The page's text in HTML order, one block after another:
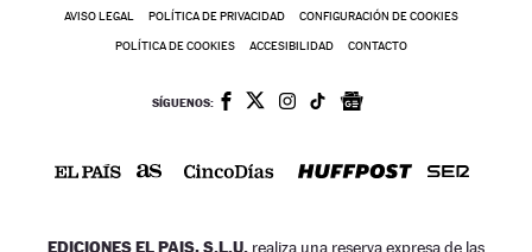
AVISO LEGAL POLÍTICA DE PRIVACIDAD CONFIGURACIÓN DE COOKIES
POLÍTICA DE COOKIES ACCESIBILIDAD CONTACTO
SÍGUENOS:
EDICIONES EL PAIS, S.L.U. realiza una reserva expresa de las